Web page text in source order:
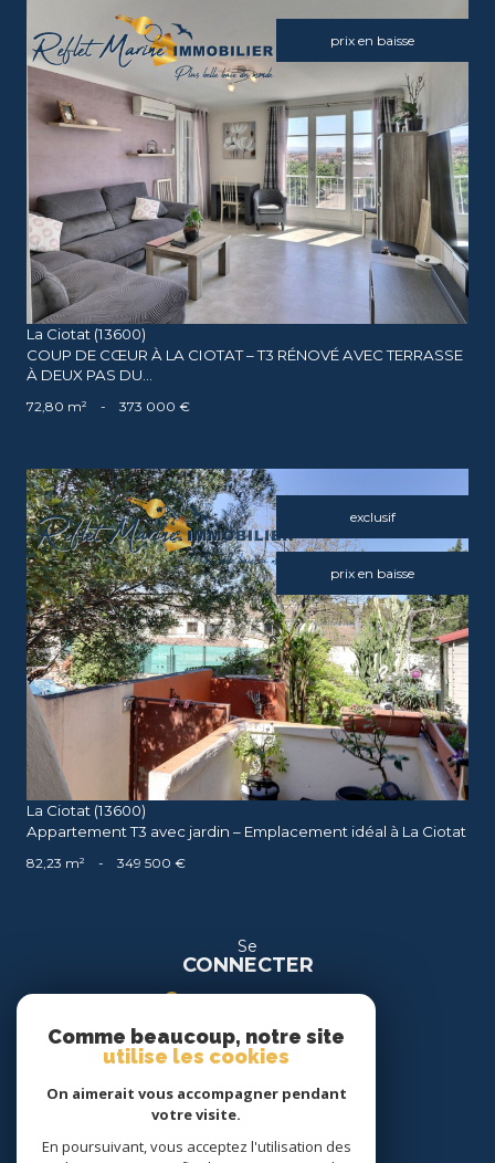
prix en baisse
voir le bien
La Ciotat (13600)
COUP DE CŒUR À LA CIOTAT – T3 RÉNOVÉ AVEC TERRASSE
À DEUX PAS DU...
72,80 m² - 373 000 €
exclusif
prix en baisse
voir le bien
La Ciotat (13600)
Appartement T3 avec jardin – Emplacement idéal à La Ciotat
82,23 m² - 349 500 €
Se
CONNECTER
espace location
Nous
SUIVRE
Comme beaucoup, notre site
utilise les cookies
On aimerait vous accompagner pendant
votre visite.
En poursuivant, vous acceptez l'utilisation des